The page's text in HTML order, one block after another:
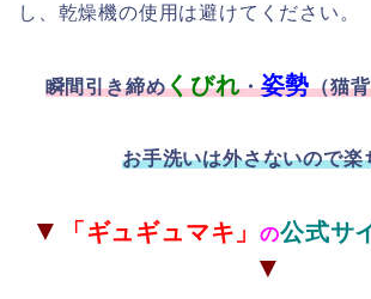
し、乾燥機の使用は避けてください。
瞬間引き締めくびれ・姿勢（猫
お手洗いは外さないので楽
▼ 「ギュギュマキ」の公式サ
▼